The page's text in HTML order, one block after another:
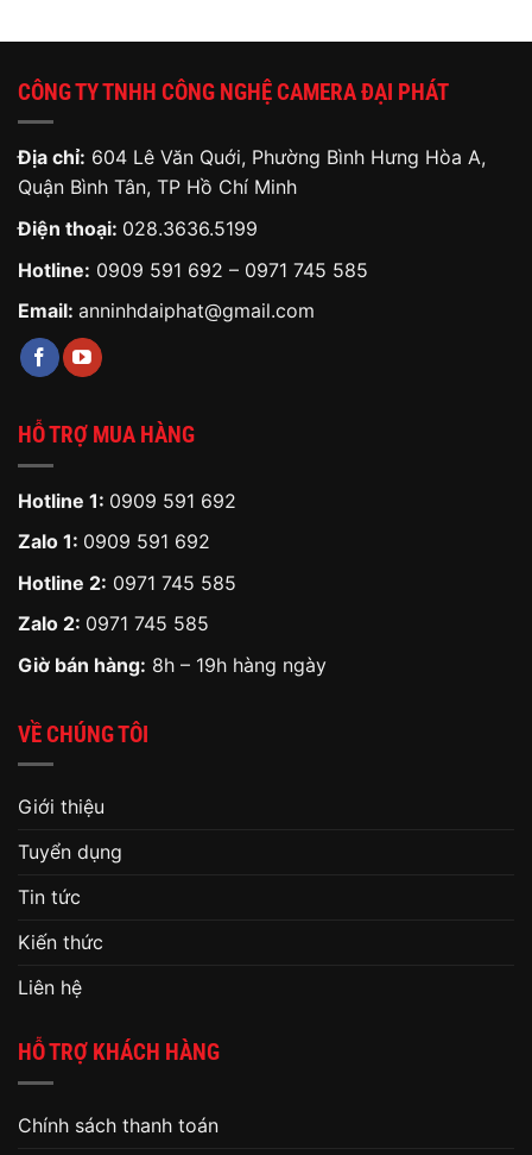
CÔNG TY TNHH CÔNG NGHỆ CAMERA ĐẠI PHÁT
Địa chỉ: 604 Lê Văn Quới, Phường Bình Hưng Hòa A,
Quận Bình Tân, TP Hồ Chí Minh
Điện thoại: 028.3636.5199
Hotline: 0909 591 692 – 0971 745 585
Email: anninhdaiphat@gmail.com
HỖ TRỢ MUA HÀNG
Hotline 1: 0909 591 692
Zalo 1: 0909 591 692
Hotline 2: 0971 745 585
Zalo 2: 0971 745 585
Giờ bán hàng: 8h – 19h hàng ngày
VỀ CHÚNG TÔI
Giới thiệu
Tuyển dụng
Tin tức
Kiến thức
Liên hệ
HỖ TRỢ KHÁCH HÀNG
Chính sách thanh toán